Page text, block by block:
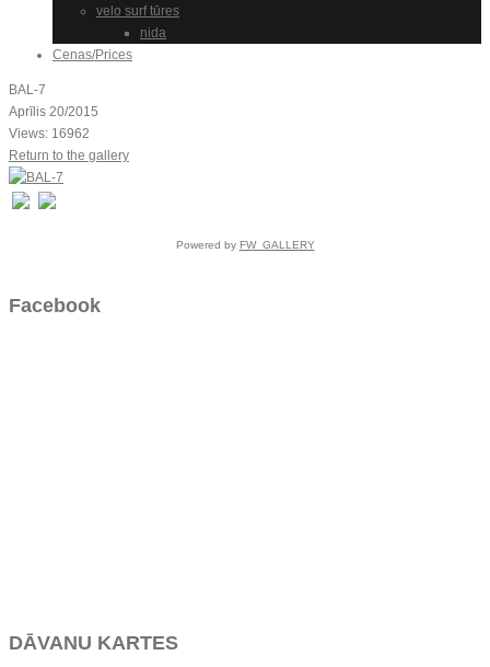
velo surf tūres
nida
Cenas/Prices
BAL-7
Aprīlis 20/2015
Views: 16962
Return to the gallery
Powered by FW_GALLERY
Facebook
DĀVANU KARTES